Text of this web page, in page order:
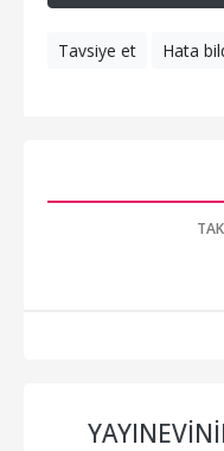
Tavsiye et Hata